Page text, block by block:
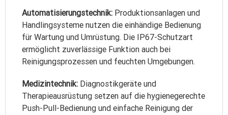
Automatisierungstechnik: Produktionsanlagen und
Handlingsysteme nutzen die einhändige Bedienung
für Wartung und Umrüstung. Die IP67-Schutzart
ermöglicht zuverlässige Funktion auch bei
Reinigungsprozessen und feuchten Umgebungen.
Medizintechnik: Diagnostikgeräte und
Therapieausrüstung setzen auf die hygienegerechte
Push-Pull-Bedienung und einfache Reinigung der